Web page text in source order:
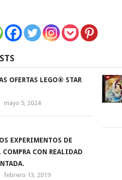
OFERTAS LEGO® STAR
mayo 5, 2024
EXPERIMENTOS DE
COMPRA CON REALIDAD
febrero 13, 2019